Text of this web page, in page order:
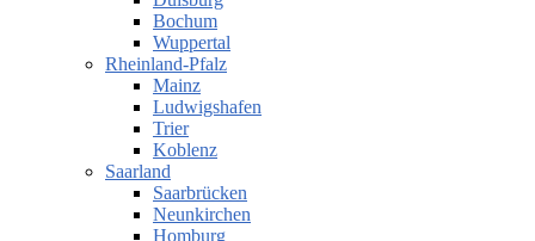
Bochum
Wuppertal
Rheinland-Pfalz
Mainz
Ludwigshafen
Trier
Koblenz
Saarland
Saarbrücken
Neunkirchen
Homburg